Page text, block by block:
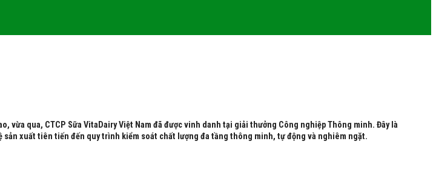
vừa qua, CTCP Sữa VitaDairy Việt Nam đã được vinh danh tại giải thưởng Công nghiệp Thông minh. Đây là
xuất tiên tiến đến quy trình kiểm soát chất lượng đa tầng thông minh, tự động và nghiêm ngặt.